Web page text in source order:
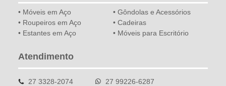
• Móveis em Aço
• Roupeiros em Aço
• Estantes em Aço
• Gôndolas e Acessórios
• Cadeiras
• Móveis para Escritório
Atendimento
27 3328-2074
27 99226-6287